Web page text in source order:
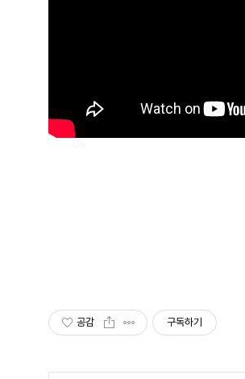
공감 구독하기